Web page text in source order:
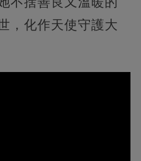
，化作天使守護大